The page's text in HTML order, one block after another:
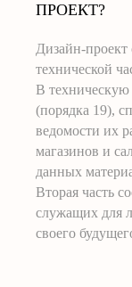
ПРОЕКТ?
Дизайн-проект
технической
В техническую
(порядка 19),
ведомости их
магазинов и
данных
Вторая часть
служащих для
своего